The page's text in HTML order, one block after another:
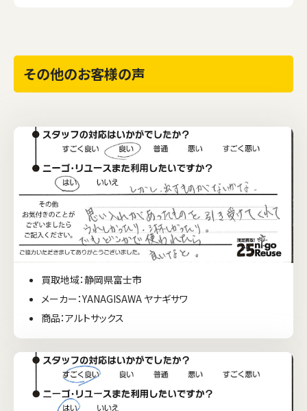
その他のお客様の声
買取地域：静岡県富士市
メーカー：YANAGISAWA ヤナギサワ
商品：アルトサックス